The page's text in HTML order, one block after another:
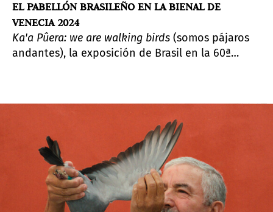
EL PABELLÓN BRASILEÑO EN LA BIENAL DE
VENECIA 2024
Ka'a Pûera: we are walking birds (somos pájaros
andantes), la exposición de Brasil en la 60ª